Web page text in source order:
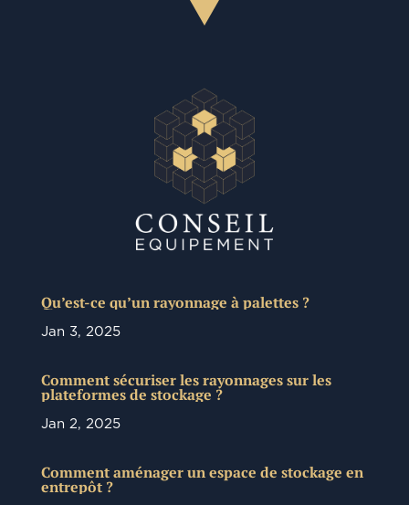
Qu’est-ce qu’un rayonnage à palettes ?
Jan 3, 2025
Comment sécuriser les rayonnages sur les
plateformes de stockage ?
Jan 2, 2025
Comment aménager un espace de stockage en
entrepôt ?